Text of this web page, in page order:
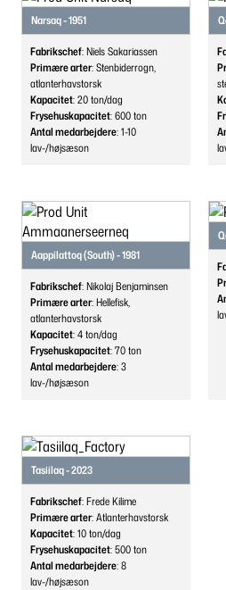
Narsaq - 1951
Fabrikschef: Niels Sakariassen
Primære arter: Stenbiderrogn,
atlanterhavstorsk
Kapacitet: 20ton/dag
Frysehuskapacitet: 600ton
Antal medarbejdere: 1-10
lav-/højsæson
Aappilattoq (South) - 1981
Fabrikschef: Nikolaj Benjaminsen
Primære arter: Hellefisk,
atlanterhavstorsk
Kapacitet: 4ton/dag
Frysehuskapacitet: 70ton
Antal medarbejdere: 3
lav-/højsæson
Tasiilaq - 2023
Fabrikschef: Frede Kilime
Primære arter: Atlanterhavstorsk
Kapacitet: 10ton/dag
Frysehuskapacitet: 500ton
Antal medarbejdere: 8
lav-/højsæson